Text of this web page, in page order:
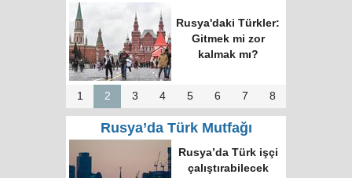
RUTID üyeleri ve
Putin’in temsilcisi
Moskova’da bir
araya geldi
1 2 3 4 5 6 7 8
Rusya’da Türk Mutfağı
Moskova’nın en
büyük kültür